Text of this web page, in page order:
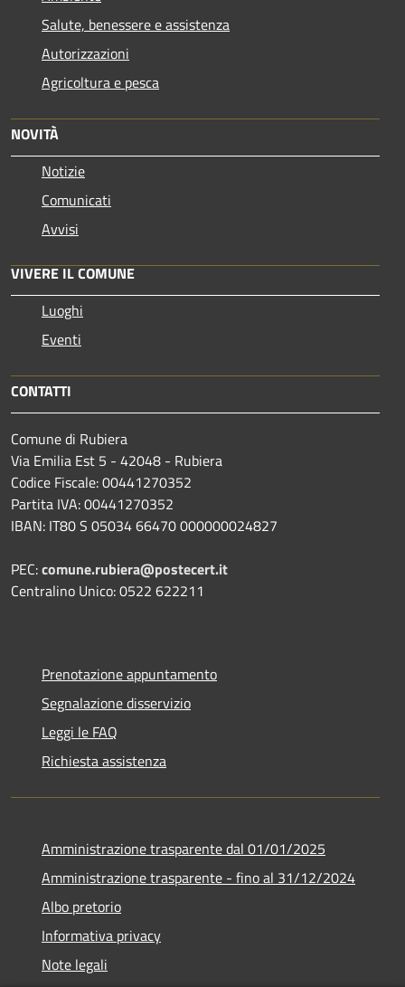
Salute, benessere e assistenza
Autorizzazioni
Agricoltura e pesca
NOVITÀ
Notizie
Comunicati
Avvisi
VIVERE IL COMUNE
Luoghi
Eventi
CONTATTI
Comune di Rubiera
Via Emilia Est 5 - 42048 - Rubiera
Codice Fiscale: 00441270352
Partita IVA: 00441270352
IBAN: IT80 S 05034 66470 000000024827
PEC:comune.rubiera@postecert.it
Centralino Unico: 0522 622211
Prenotazione appuntamento
Segnalazione disservizio
Leggi le FAQ
Richiesta assistenza
Amministrazione trasparente dal 01/01/2025
Amministrazione trasparente - fino al 31/12/2024
Albo pretorio
Informativa privacy
Note legali